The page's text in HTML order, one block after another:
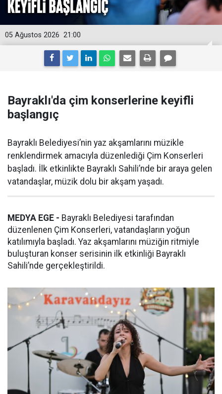
21:00
05 Ağustos 2026
Bayraklı'da çim konserlerine keyifli
başlangıç
Bayraklı Belediyesi’nin yaz akşamlarını müzikle
renklendirmek amacıyla düzenlediği Çim Konserleri
başladı. İlk etkinlikte Bayraklı Sahili’nde bir araya gelen
vatandaşlar, müzik dolu bir akşam yaşadı.
MEDYA EGE - Bayraklı Belediyesi tarafından
düzenlenen Çim Konserleri, vatandaşların yoğun
katılımıyla başladı. Yaz akşamlarını müziğin ritmiyle
buluşturan konser serisinin ilk etkinliği Bayraklı
Sahili’nde gerçekleştirildi.